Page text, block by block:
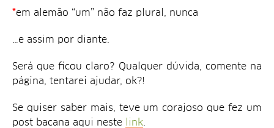
*em alemão “um” não faz plural, nunca
…e assim por diante.
Será que ficou claro? Qualquer dúvida, comente na
página, tentarei ajudar, ok?!
Se quiser saber mais, teve um corajoso que fez um
post bacana aqui neste
link